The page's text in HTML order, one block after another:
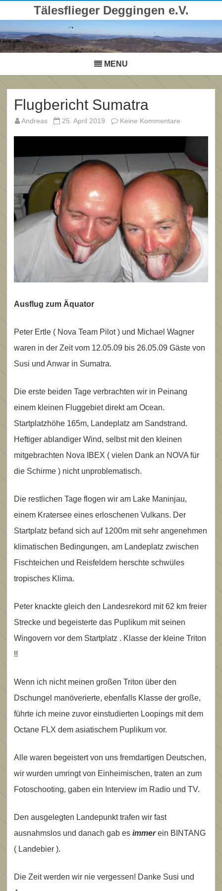
Tälesflieger Deggingen e.V.
Skip
content
MENU
Flugbericht Sumatra
Andreas 25. April 2019 Keine Kommentare
Ausflug zum Äquator
Peter Ertle ( Nova Team Pilot ) und Michael Wagner
waren in der Zeit vom 12.05.09 bis 26.05.09 Gäste von
Susi und Anwar in Sumatra.
Die erste beiden Tage verbrachten wir in Peinang
einem kleinen Fluggebiet direkt am Ocean.
Startplatzhöhe 165m, Landeplatz am Sandstrand.
Heftiger ablandiger Wind, selbst mit den kleinen
mitgebrachten Nova IBEX ( vielen Dank an NOVA für
die Schirme ) nicht unproblematisch.
Die restlichen Tage flogen wir am Lake Maninjau,
einem Kratersee eines erloschenen Vulkans. Der
Startplatz befand sich auf 1200m mit sehr angenehmen
klimatischen Bedingungen, am Landeplatz zwischen
Fischteichen und Reisfeldern herschte schwüles
tropisches Klima.
Peter knackte gleich den Landesrekord mit 62 km freier
Strecke und begeisterte das Puplikum mit seinen
Wingovern vor dem Startplatz . Klasse der kleine Triton
!!
Wenn ich nicht meinen großen Triton über den
Dschungel manöverierte, ebenfalls Klasse der große,
führte ich meine zuvor einstudierten Loopings mit dem
Octane FLX dem asiatischem Puplikum vor.
Alle waren begeistert von uns fremdartigen Deutschen,
wir wurden umringt von Einheimischen, traten an zum
Fotoschooting, gaben ein Interview im Radio und TV.
Den ausgelegten Landepunkt trafen wir fast
ausnahmslos und danach gab es immerein BINTANG
( Landebier ).
Die Zeit werden wir nie vergessen! Danke Susi und